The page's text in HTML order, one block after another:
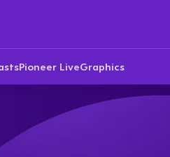
Pioneer LiveGraphics